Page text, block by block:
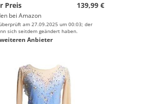
Preis
139,99 €
bei Amazon
am 27.09.2025 um 00:03; der
sich seitdem geändert haben.
Anbieter